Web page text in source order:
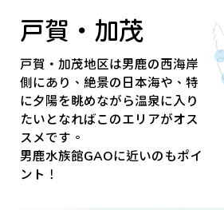
戸賀・加茂
戸賀・加茂地区は男鹿の西海岸
側にあり、絶景の日本海や、特
に夕陽を眺めながら温泉に入り
たいとなればこのエリアがオス
スメです。
男鹿水族館GAOに近いのもポイ
ント！